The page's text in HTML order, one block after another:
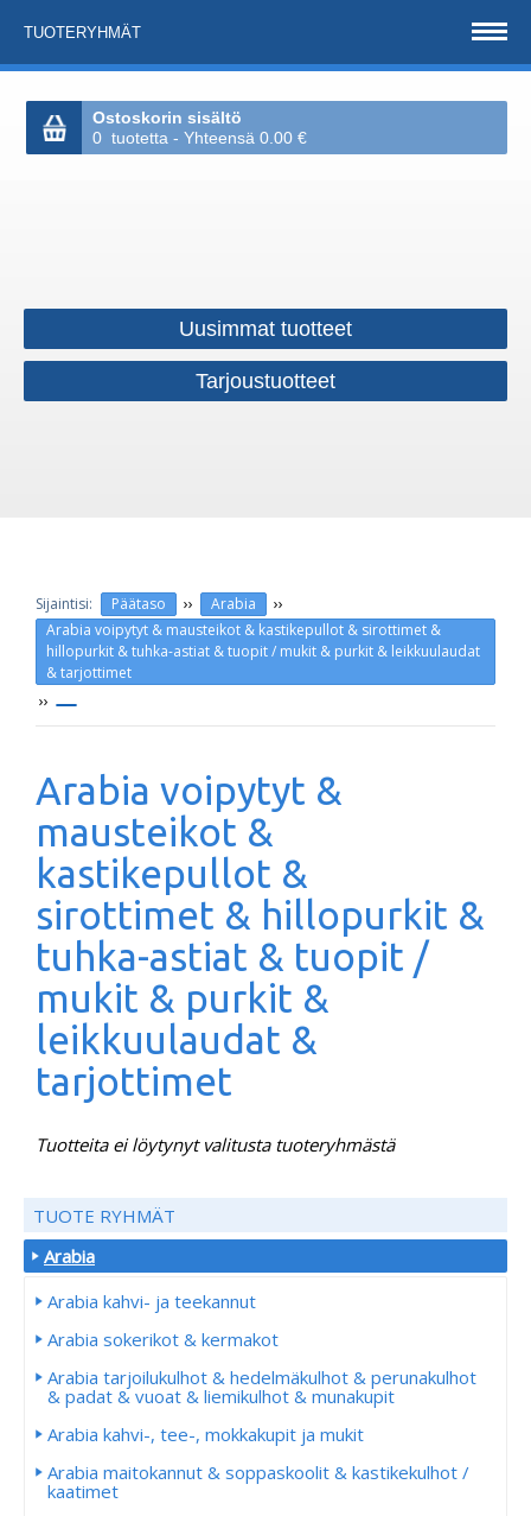
TUOTERYHMÄT
Ostoskorin sisältö
0 tuotetta - Yhteensä 0.00 €
Uusimmat tuotteet
Tarjoustuotteet
Päätaso ›› Arabia ››
Arabia voipytyt & mausteikot & kastikepullot & sirottimet &
hillopurkit & tuhka-astiat & tuopit / mukit & purkit & leikkuulaudat
& tarjottimet
››
Arabia voipytyt &
mausteikot &
kastikepullot &
sirottimet & hillopurkit &
tuhka-astiat & tuopit /
mukit & purkit &
leikkuulaudat &
tarjottimet
Tuotteita ei löytynyt valitusta tuoteryhmästä
TUOTE RYHMÄT
Arabia
Arabia kahvi- ja teekannut
Arabia sokerikot & kermakot
Arabia tarjoilukulhot & hedelmäkulhot & perunakulhot
& padat & vuoat & liemikulhot & munakupit
Arabia kahvi-, tee-, mokkakupit ja mukit
Arabia maitokannut & soppaskoolit & kastikekulhot /
kaatimet